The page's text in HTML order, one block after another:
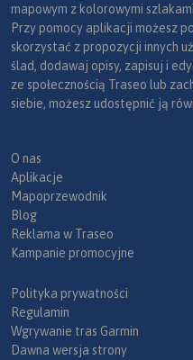
mapowym z kolorowymi
Przy pomocy aplikacji możesz
skorzystać z propozycji innych
ślad, dodawaj opisy, zapisuj i
ze społecznością Traseo lub
siebie, możesz udostępnić ją
O nas
Aplikacje
Mapoprzewodnik
Blog
Reklama w Traseo
Kampanie promocyjne
Polityka prywatności
Regulamin
Wgrywanie tras Garmin
Dawna wersja strony